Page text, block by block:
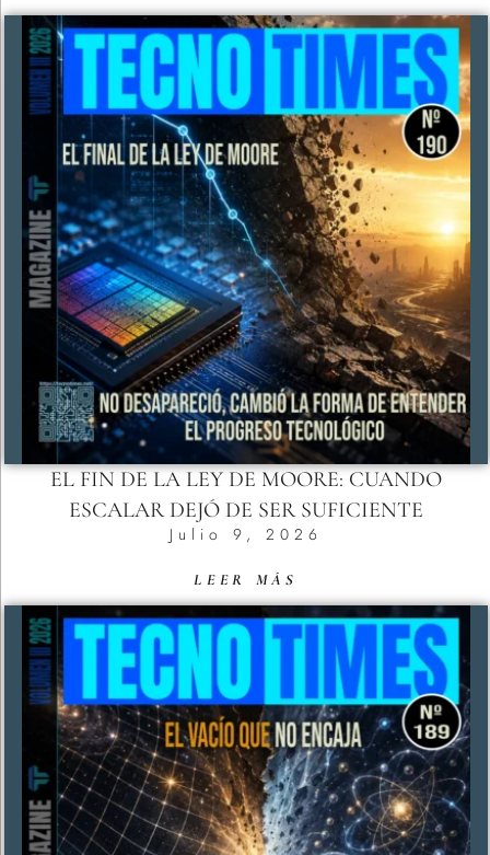
EL FIN DE LA LEY DE MOORE: CUANDO
ESCALAR DEJÓ DE SER SUFICIENTE
Julio 9, 2026
LEER MÁS